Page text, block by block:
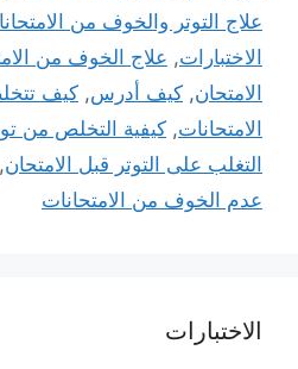
علاج التوتر والخوف من
الاختبارات, علاج الخوف من
الامتحان, كيف أدرس, كيف
الامتحانات, كيفية التخلص من
التغلب على التوتر قبل الامتحان,
عدم الخوف من الامتحانات
الاختبارات